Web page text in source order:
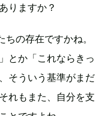
りますか？
の存在ですかね。
とか「これならきっ
そういう基準がまだ
れもまた、自分を支